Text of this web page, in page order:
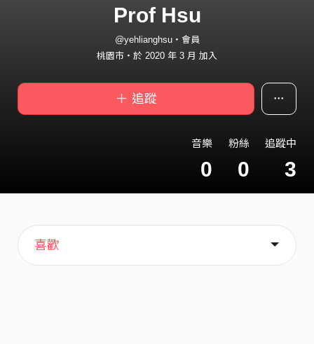
Prof Hsu
@yehlianghsu・會員
桃園市・於 2020 年 3 月 加入
＋ 追蹤
音樂
0
粉絲
0
追蹤中
3
主頁
歌單
喜歡
關於